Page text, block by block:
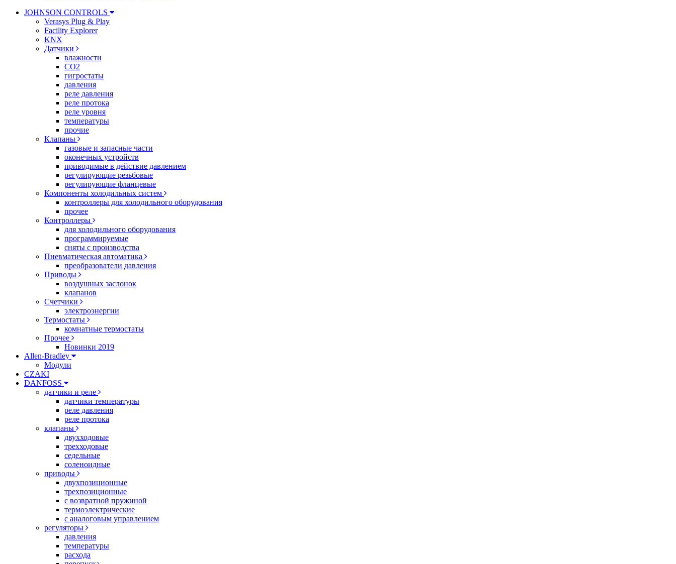
JOHNSON CONTROLS
Verasys Plug & Play
Facility Explorer
KNX
Датчики
влажности
CO2
гигростаты
давления
реле давления
реле протока
реле уровня
температуры
прочие
Клапаны
газовые и запасные части
оконечных устройств
приводимые в действие давлением
регулирующие резьбовые
регулирующие фланцевые
Компоненты холодильных систем
контроллеры для холодильного оборудования
прочее
Контроллеры
для холодильного оборудования
программируемые
сняты с производства
Пневматическая автоматика
преобразователи давления
Приводы
воздушных заслонок
клапанов
Счетчики
электроэнергии
Термостаты
комнатные термостаты
Прочее
Новинки 2019
Allen-Bradley
Модули
CZAKI
DANFOSS
датчики и реле
датчики температуры
реле давления
реле протока
клапаны
двухходовые
трехходовые
седельные
соленоидные
приводы
двухпозиционные
трехпозиционные
с возвратной пружиной
термоэлектрические
с аналоговым управлением
регуляторы
давления
температуры
расхода